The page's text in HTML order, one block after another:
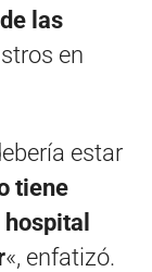
las
en
estar
tiene
«, enfatizó.